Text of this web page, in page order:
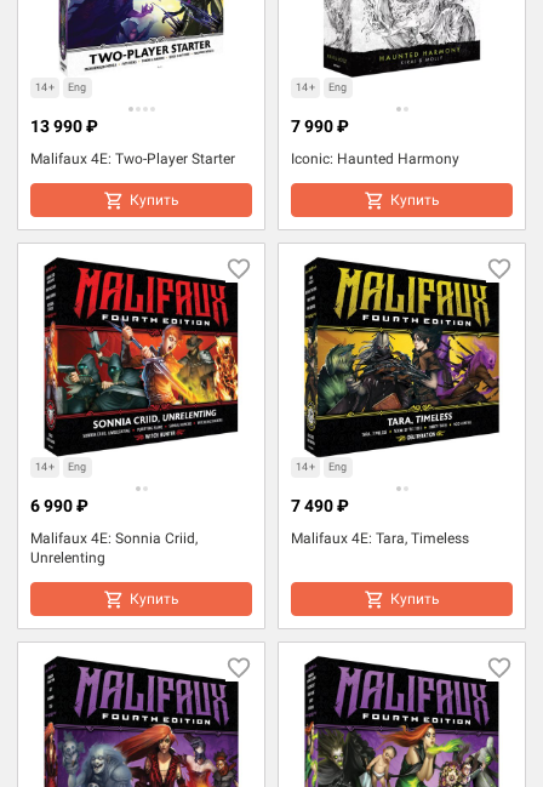
14+ Eng
Malifaux 4E: Two-Player Starter
13 990 ₽
Купить
14+ Eng
Iconic: Haunted Harmony
7 990 ₽
Купить
14+ Eng
Malifaux 4E: Sonnia Criid,
Unrelenting
6 990 ₽
Купить
14+ Eng
Malifaux 4E: Tara, Timeless
7 490 ₽
Купить